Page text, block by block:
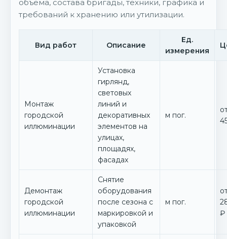
объёма, состава бригады, техники, графика и
требований к хранению или утилизации.
Вид работ Описание
Ед.
измерения
Монтаж
городской
иллюминации
Установка
гирлянд,
световых
линий и
декоративных
элементов на
улицах,
площадях,
фасадах
м пог.
Демонтаж
городской
иллюминации
Снятие
оборудования
после сезона с
маркировкой и
упаковкой
м пог.
₽